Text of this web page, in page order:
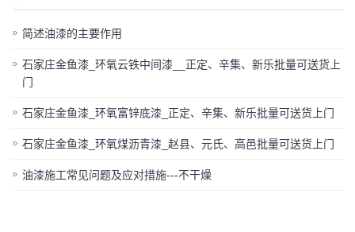
简述油漆的主要作用
石家庄金鱼漆_环氧云铁中间漆__正定、辛集、新乐批量可送货上
门
石家庄金鱼漆_环氧富锌底漆_正定、辛集、新乐批量可送货上门
石家庄金鱼漆_环氧煤沥青漆_赵县、元氏、高邑批量可送货上门
油漆施工常见问题及应对措施---不干燥